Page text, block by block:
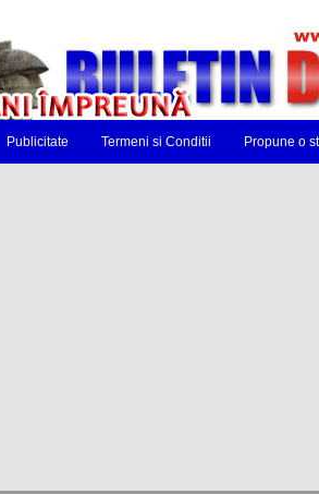
Publicitate Termeni si Conditii Propune o